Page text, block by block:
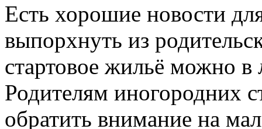
Есть хорошие новости
выпорхнуть из
стартовое жильё можно
Родителям иногородних
обратить внимание на